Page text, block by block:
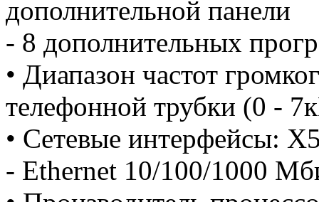
дополнительной панели
- 8 дополнительных
• Диапазон частот
телефонной трубки (0 -
• Сетевые интерфейсы:
- Ethernet 10/100/1000